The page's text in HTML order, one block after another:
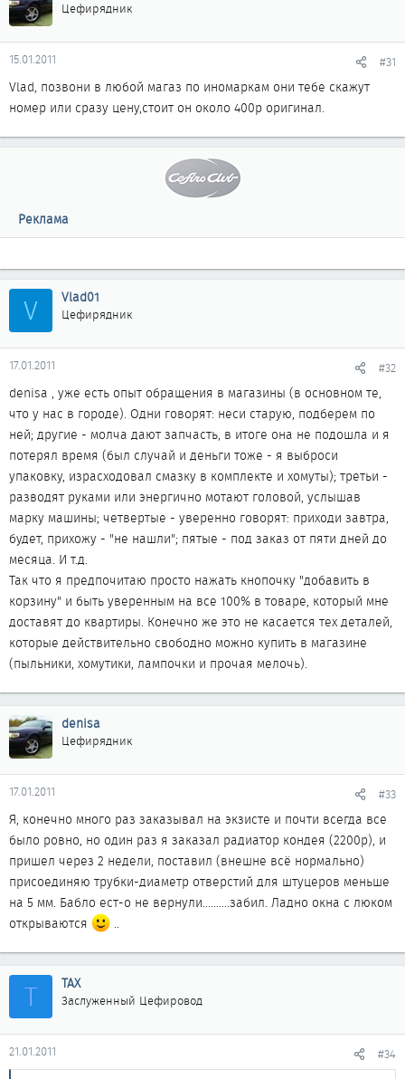
Цефирядник
15.01.2011 #31
Vlad, позвони в любой магаз по иномаркам они тебе скажут
номер или сразу цену,стоит он около 400р оригинал.
Реклама
V Vlad01
Цефирядник
17.01.2011 #32
denisa , уже есть опыт обращения в магазины (в основном те,
что у нас в городе). Одни говорят: неси старую, подберем по
ней; другие - молча дают запчасть, в итоге она не подошла и я
потерял время (был случай и деньги тоже - я выброси
упаковку, израсходовал смазку в комплекте и хомуты); третьи -
разводят руками или энергично мотают головой, услышав
марку машины; четвертые - уверенно говорят: приходи завтра,
будет, прихожу - "не нашли"; пятые - под заказ от пяти дней до
месяца. И т.д.
Так что я предпочитаю просто нажать кнопочку "добавить в
корзину" и быть уверенным на все 100% в товаре, который мне
доставят до квартиры. Конечно же это не касается тех деталей,
которые действительно свободно можно купить в магазине
(пыльники, хомутики, лампочки и прочая мелочь).
denisa
Цефирядник
17.01.2011 #33
Я, конечно много раз заказывал на экзисте и почти всегда все
было ровно, но один раз я заказал радиатор кондея (2200р), и
пришел через 2 недели, поставил (внешне всё нормально)
присоединяю трубки-диаметр отверстий для штуцеров меньше
на 5 мм. Бабло ест-о не вернули..........забил. Ладно окна с люком
открываются
..
Т ТАХ
Заслуженный Цефировод
21.01.2011 #34